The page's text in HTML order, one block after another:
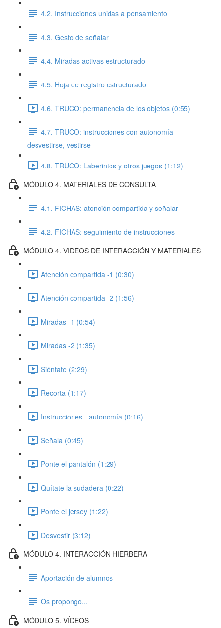
4.2. Instrucciones unidas a pensamiento
4.3. Gesto de señalar
4.4. Miradas activas estructurado
4.5. Hoja de registro estructurado
4.6. TRUCO: permanencia de los objetos (0:55)
4.7. TRUCO: instrucciones con autonomía -
desvestirse, vestirse
4.8. TRUCO: Laberintos y otros juegos (1:12)
MÓDULO 4. MATERIALES DE CONSULTA
4.1. FICHAS: atención compartida y señalar
4.2. FICHAS: seguimiento de instrucciones
MÓDULO 4. VIDEOS DE INTERACCIÓN Y MATERIALES
Atención compartida -1 (0:30)
Atención compartida -2 (1:56)
Miradas -1 (0:54)
Miradas -2 (1:35)
Siéntate (2:29)
Recorta (1:17)
Instrucciones - autonomía (0:16)
Señala (0:45)
Ponte el pantalón (1:29)
Quítate la sudadera (0:22)
Ponte el jersey (1:22)
Desvestir (3:12)
MÓDULO 4. INTERACCIÓN HIERBERA
Aportación de alumnos
Os propongo...
MÓDULO 5. VÍDEOS